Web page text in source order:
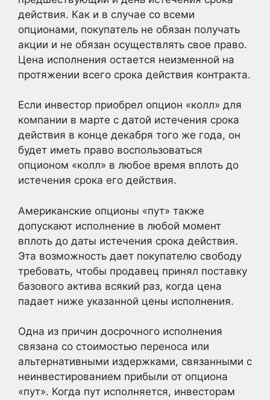
действия. Как и в случае со всеми
опционами, покупатель не обязан получать
акции и не обязан осуществлять свое право.
Цена исполнения остается неизменной на
протяжении всего срока действия контракта.
Если инвестор приобрел опцион «колл» для
компании в марте с датой истечения срока
действия в конце декабря того же года, он
будет иметь право воспользоваться
опционом «колл» в любое время вплоть до
истечения срока его действия.
Американские опционы «пут» также
допускают исполнение в любой момент
вплоть до даты истечения срока действия.
Эта возможность дает покупателю свободу
требовать, чтобы продавец принял поставку
базового актива всякий раз, когда цена
падает ниже указанной цены исполнения.
Одна из причин досрочного исполнения
связана со стоимостью переноса или
альтернативными издержками, связанными с
неинвестированием прибыли от опциона
«пут». Когда пут исполняется, инвесторам